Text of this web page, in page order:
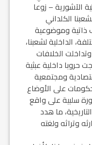
الآشورية – زوعا
الكلداني
ذاتية وموضوعية
الداخلية لشعبنا،
الخلافات
حروبا داخلية عبثية
ومجتمعية
على الأوضاع
سلبية على واقع
ما هدد
وتراثه ولغته